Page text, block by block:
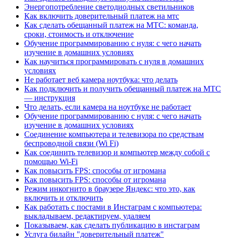
Энергопотребление светодиодных светильников
Как включить доверительный платеж на мтс
Как сделать обещанный платеж на МТС: команда,
сроки, стоимость и отключение
Обучение программированию с нуля: с чего начать
изучение в домашних условиях
Как научиться программировать с нуля в домашних
условиях
Не работает веб камера ноутбука: что делать
Как подключить и получить обещанный платеж на МТС
— инструкция
Что делать, если камера на ноутбуке не работает
Обучение программированию с нуля: с чего начать
изучение в домашних условиях
Соединение компьютера и телевизора по средствам
беспроводной связи (Wi Fi)
Как соединить телевизор и компьютер между собой с
помощью Wi-Fi
Как повысить FPS: способы от игромана
Как повысить FPS: способы от игромана
Режим инкогнито в браузере Яндекс: что это, как
включить и отключить
Как работать с постами в Инстаграм с компьютера:
выкладываем, редактируем, удаляем
Показываем, как сделать публикацию в инстаграм
Услуга билайн "доверительный платеж"